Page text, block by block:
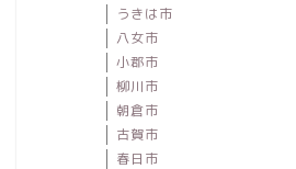
うきは市
八女市
小郡市
柳川市
朝倉市
古賀市
春日市